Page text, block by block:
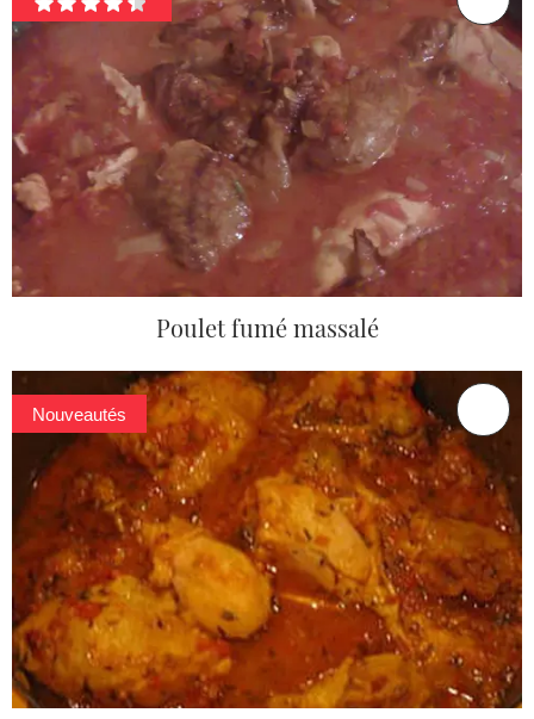
Poulet fumé massalé
Nouveautés